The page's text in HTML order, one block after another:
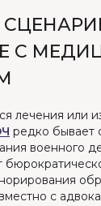
С
лечения или
редко бывает
военного
с